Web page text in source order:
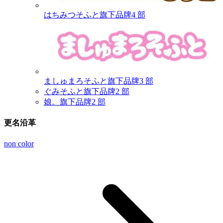
はちみつそふと旗下品牌4 部
ましゅまろそふと旗下品牌3 部
ぐみそふと旗下品牌2 部
娘。 旗下品牌2 部
更名沿革
non color